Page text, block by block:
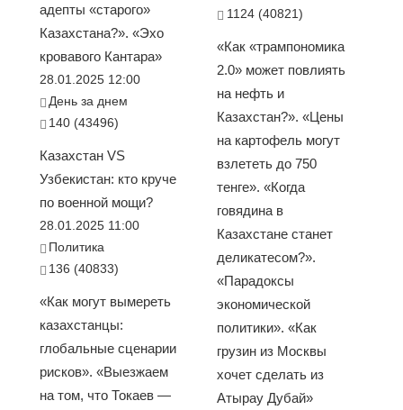
адепты «старого»
Казахстана?». «Эхо
кровавого Кантара»
28.01.2025 12:00
День за днем
140 (43496)
Казахстан VS
Узбекистан: кто круче
по военной мощи?
28.01.2025 11:00
Политика
136 (40833)
«Как могут вымереть
казахстанцы:
глобальные сценарии
рисков». «Выезжаем
на том, что Токаев —
1124 (40821)
«Как «трампономика
2.0» может повлиять
на нефть и
Казахстан?». «Цены
на картофель могут
взлететь до 750
тенге». «Когда
говядина в
Казахстане станет
деликатесом?».
«Парадоксы
экономической
политики». «Как
грузин из Москвы
хочет сделать из
Атырау Дубай»